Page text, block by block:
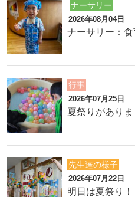
ナーサリー
2026年08月04日
ナーサリー：食
行事
2026年07月25日
夏祭りがあり
先生達の様子
2026年07月22日
明日は夏祭り！